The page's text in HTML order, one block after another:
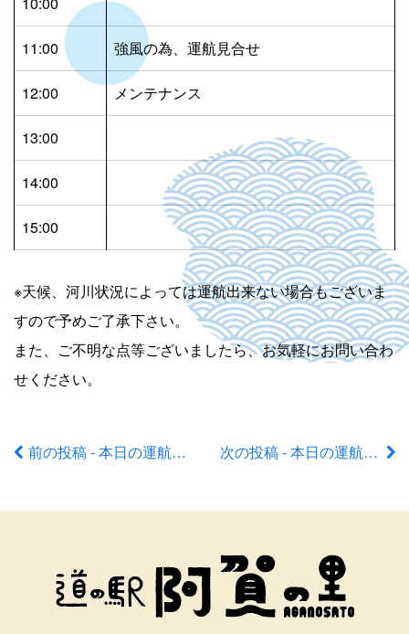
11:00 強風の為、運航見合せ
12:00 メンテナンス
13:00
14:00
15:00
※天候、河川状況によっては運航出来ない場合もございま
すので予めご了承下さい。
また、ご不明な点等ございましたら、お気軽にお問い合わ
せください。
前前の投稿 - 本日の運航状況 次の投稿 - 本日の運航状況